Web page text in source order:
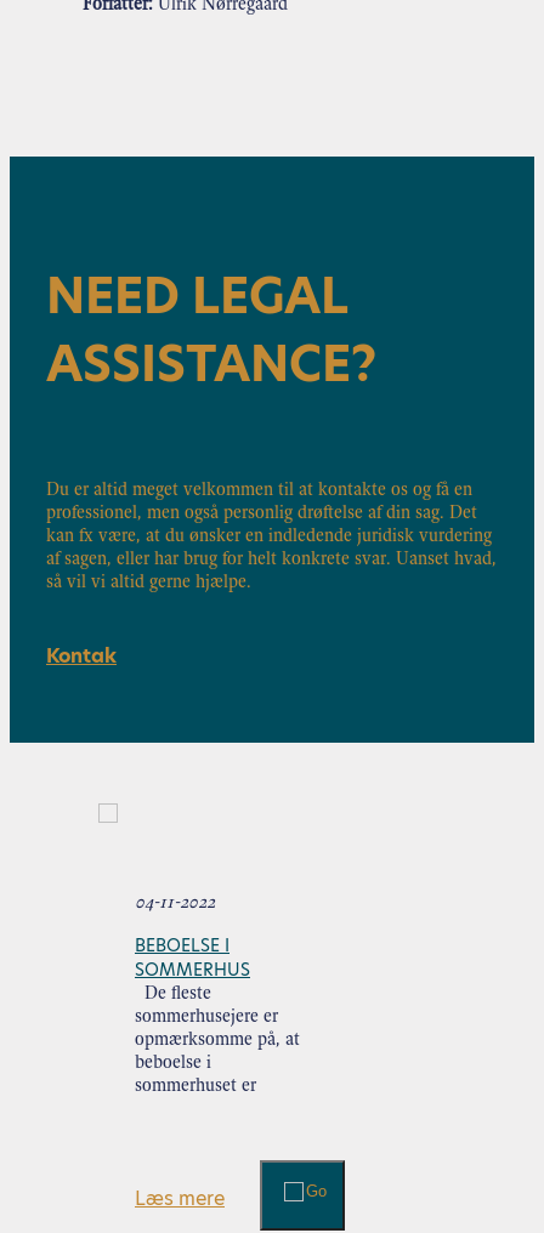
NEED LEGAL
ASSISTANCE?
Du er altid meget velkommen til at kontakte os og få en
professionel, men også personlig drøftelse af din sag. Det
kan fx være, at du ønsker en indledende juridisk vurdering
af sagen, eller har brug for helt konkrete svar. Uanset hvad,
så vil vi altid gerne hjælpe.
Kontak
04-11-2022
BEBOELSE I
SOMMERHUS
De fleste
sommerhusejere er
opmærksomme på, at
beboelse i
sommerhuset er
og i hvor lang en
Læs mere